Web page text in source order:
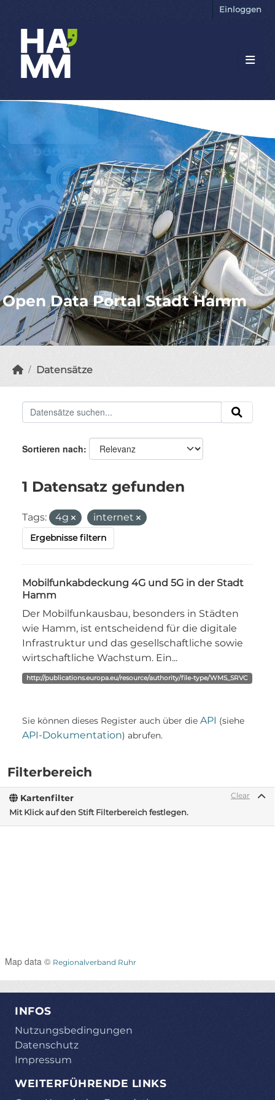
Einloggen
Open Data Portal Stadt Hamm
Datensätze
Filterbereich
Clear
Kartenfilter
Mit Klick auf den Stift Filterbereich festlegen.
Map data © Regionalverband Ruhr
Sortieren nach
1 Datensatz gefunden
Tags: 4g internet
Ergebnisse filtern
Mobilfunkabdeckung 4G und 5G in der Stadt
Hamm
Der Mobilfunkausbau, besonders in Städten
wie Hamm, ist entscheidend für die digitale
Infrastruktur und das gesellschaftliche sowie
wirtschaftliche Wachstum. Ein...
http://publications.europa.eu/resource/authority/file-type/WMS_SRVC
Sie können dieses Register auch über die API (siehe
API-Dokumentation) abrufen.
INFOS
Nutzungsbedingungen
Datenschutz
Impressum
WEITERFÜHRENDE LINKS